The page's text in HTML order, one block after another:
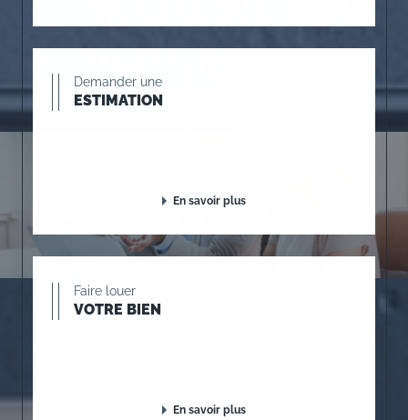
Demander une
ESTIMATION
En savoir plus
Faire louer
VOTRE BIEN
En savoir plus